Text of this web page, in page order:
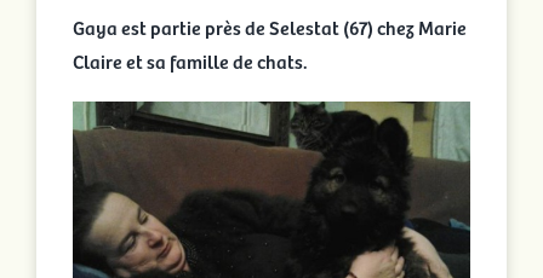
Gaya est partie près de Selestat (67) chez Marie
Claire et sa famille de chats.